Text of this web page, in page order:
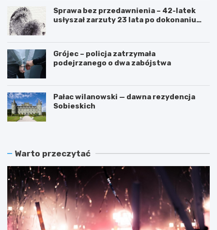
Sprawa bez przedawnienia – 42-latek
usłyszał zarzuty 23 lata po dokonaniu
Grójec – policja zatrzymała
podejrzanego o dwa zabójstwa
Pałac wilanowski — dawna rezydencja
Sobieskich
Warto przeczytać